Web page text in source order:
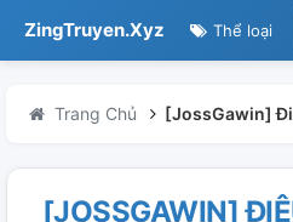
ZingTruyen.Xyz Thể loại
Trang Chủ [JossGawin]
[JOSSGAWIN]